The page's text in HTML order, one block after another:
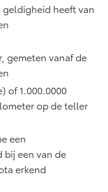
€ 56.570,-
heeft van
gemeten vanaf de
of 1.000.0000
op de teller
een
een van de
erkend